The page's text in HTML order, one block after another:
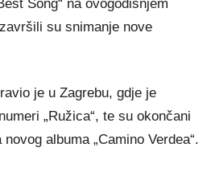
Song“ na ovogodišnjem
su snimanje nove
je u Zagrebu, gdje je
„Ružica“, te su okončani
albuma „Camino Verdea“.